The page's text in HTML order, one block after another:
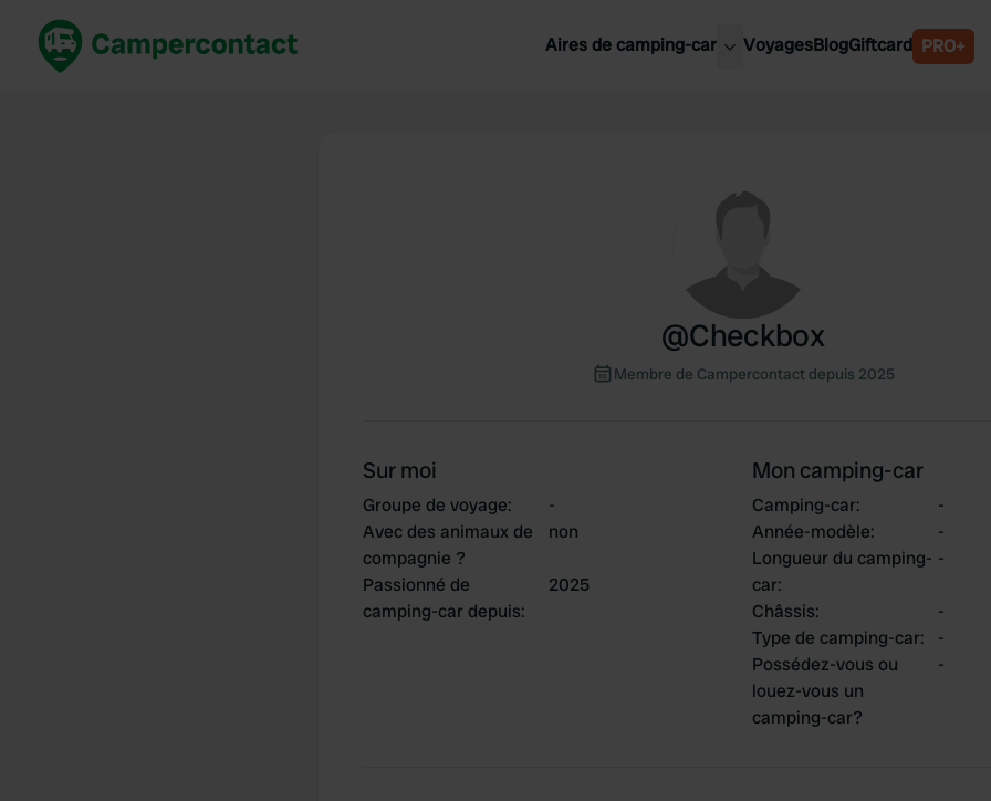
Aires de camping-car VoyagesBlogGiftcard PRO+
@Checkbox
Membre de Campercontact depuis 2025
Sur moi
Groupe de voyage:
-
Avec des animaux de
compagnie ?
non
Passionné de
camping-car depuis:
2025
Mon camping-car
Camping-car:
-
Année-modèle:
-
Longueur du camping-
car:
-
Châssis:
-
Type de camping-car:
-
Possédez-vous ou
louez-vous un
camping-car?
-